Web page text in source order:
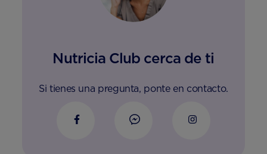
Nutricia Club cerca de ti
Si tienes una pregunta, ponte en contacto.